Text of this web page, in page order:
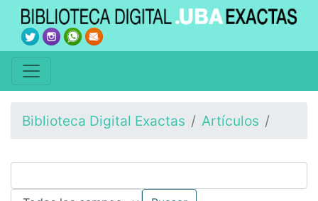
Biblioteca Digital Exactas Artículos